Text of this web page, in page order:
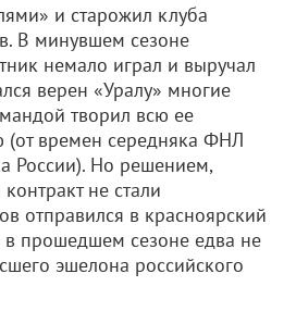
и старожил клуба
В минувшем сезоне
немало играл и выручал
верен «Уралу» многие
творил всю ее
времен середняка ФНЛ
России). Но решением,
не стали
отправился в красноярский
в прошедшем сезоне едва не
эшелона российского